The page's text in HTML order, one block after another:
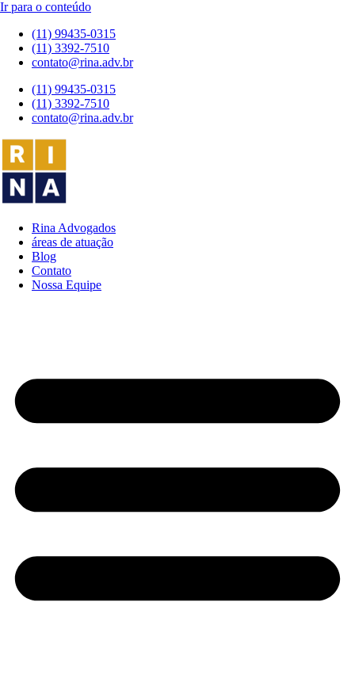
Ir para o conteúdo
(11) 99435-0315
(11) 3392-7510
contato@rina.adv.br
(11) 99435-0315
(11) 3392-7510
contato@rina.adv.br
Rina Advogados
áreas de atuação
Blog
Contato
Nossa Equipe